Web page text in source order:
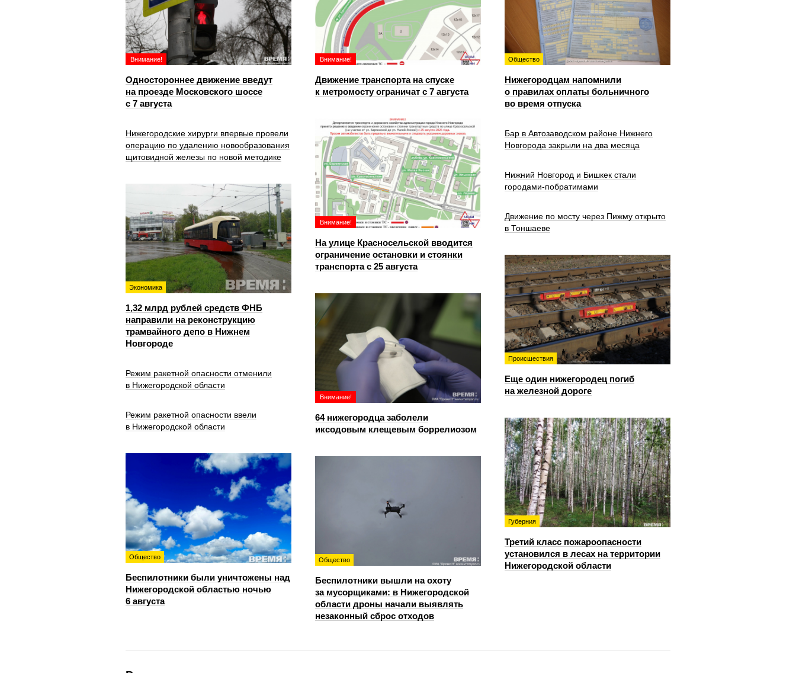
Внимание!
Одностороннее движение введут
на проезде Московского шоссе
с 7 августа
Внимание!
Движение транспорта на спуске
к метромосту ограничат с 7 августа
Общество
Нижегородцам напомнили
о правилах оплаты больничного
во время отпуска
Внимание!
На улице Красносельской вводится
ограничение остановки и стоянки
транспорта с 25 августа
Нижегородские хирурги впервые провели
операцию по удалению новообразования
щитовидной железы по новой методике
Бар в Автозаводском районе Нижнего
Новгорода закрыли на два месяца
Нижний Новгород и Бишкек стали
городами-побратимами
Экономика
1,32 млрд рублей средств ФНБ
направили на реконструкцию
трамвайного депо в Нижнем
Новгороде
Движение по мосту через Пижму открыто
в Тоншаеве
Происшествия
Еще один нижегородец погиб
на железной дороге
Внимание!
64 нижегородца заболели
иксодовым клещевым боррелиозом
Режим ракетной опасности отменили
в Нижегородской области
Режим ракетной опасности ввели
в Нижегородской области
Губерния
Третий класс пожароопасности
установился в лесах на территории
Нижегородской области
Общество
Беспилотники были уничтожены над
Нижегородской областью ночью
6 августа
Общество
Беспилотники вышли на охоту
за мусорщиками: в Нижегородской
области дроны начали выявлять
незаконный сброс отходов